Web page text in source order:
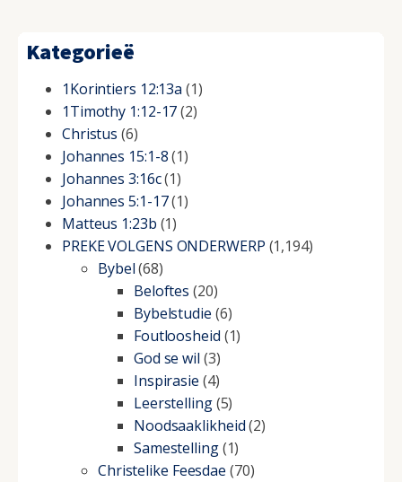
Kategorieë
1Korintiers 12:13a (1)
1Timothy 1:12-17(2)
Christus (6)
Johannes 15:1-8(1)
Johannes 3:16c(1)
Johannes 5:1-17(1)
Matteus 1:23b (1)
PREKE VOLGENS ONDERWERP (1,194)
Bybel(68)
Beloftes (20)
Bybelstudie (6)
Foutloosheid (1)
God se wil (3)
Inspirasie (4)
Leerstelling(5)
Noodsaaklikheid(2)
Samestelling(1)
Christelike Feesdae (70)